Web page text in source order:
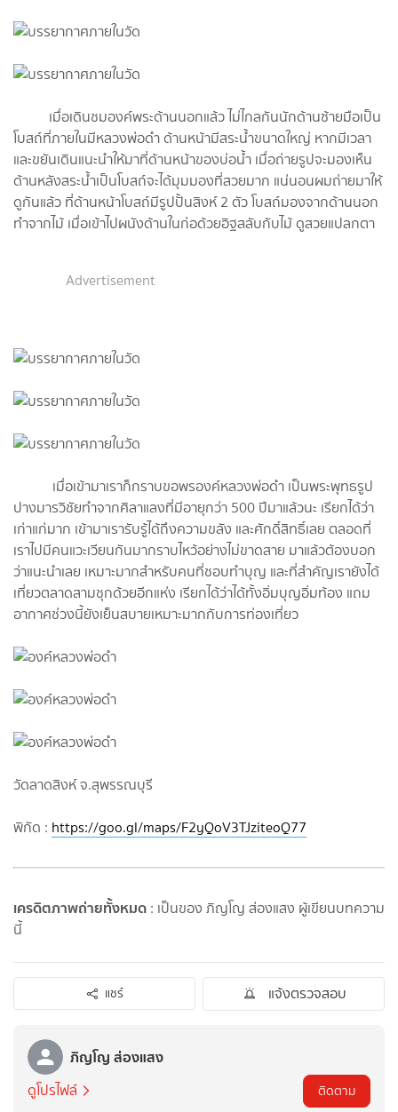
เมื่อเดินชมองค์พระด้านนอกแล้ว ไม่ไกลกันนักด้านซ้ายมือเป็น
โบสถ์ที่ภายในมีหลวงพ่อดำ ด้านหน้ามีสระน้ำขนาดใหญ่ หากมีเวลา
และขยันเดินแนะนำให้มาที่ด้านหน้าของบ่อน้ำ เมื่อถ่ายรูปจะมองเห็น
ด้านหลังสระน้ำเป็นโบสถ์จะได้มุมมองที่สวยมาก แน่นอนผมถ่ายมาให้
ดูกันแล้ว ที่ด้านหน้าโบสถ์มีรูปปั้นสิงห์ 2 ตัว โบสถ์มองจากด้านนอก
ทำจากไม้ เมื่อเข้าไปผนังด้านในก่อด้วยอิฐสลับกับไม้ ดูสวยแปลกตา
Advertisement
เมื่อเข้ามาเราก็กราบขอพรองค์หลวงพ่อดำ เป็นพระพุทธรูป
ปางมารวิชัยทำจากศิลาแลงที่มีอายุกว่า 500 ปีมาแล้วนะ เรียกได้ว่า
เก่าแก่มาก เข้ามาเรารับรู้ได้ถึงความขลัง และศักดิ์สิทธิ์เลย ตลอดที่
เราไปมีคนแวะเวียนกันมากราบไหว้อย่างไม่ขาดสาย มาแล้วต้องบอก
ว่าแนะนำเลย เหมาะมากสำหรับคนที่ชอบทำบุญ และที่สำคัญเรายังได้
เที่ยวตลาดสามชุกด้วยอีกแห่ง เรียกได้ว่าได้ทั้งอิ่มบุญอิ่มท้อง แถม
อากาศช่วงนี้ยังเย็นสบายเหมาะมากกับการท่องเที่ยว
วัดลาดสิงห์ จ.สุพรรณบุรี
พิกัด : https://goo.gl/maps/F2yQoV3TJziteoQ77
เครดิตภาพถ่ายทั้งหมด : เป็นของ ภิญโญ ส่องแสง ผู้เขียนบทความ
นี้
แชร์ แจ้งตรวจสอบ
ภิญโญ ส่องแสง
ดูโปรไฟล์ ติดตาม